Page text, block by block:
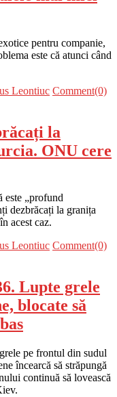
pentru companie,
este că atunci când
Leontiuc Comment(0)
la
ONU cere
este „profund
dezbrăcați la granița
acest caz.
Leontiuc Comment(0)
Lupte grele
blocate să
pe frontul din sudul
încearcă să străpungă
continuă să lovească